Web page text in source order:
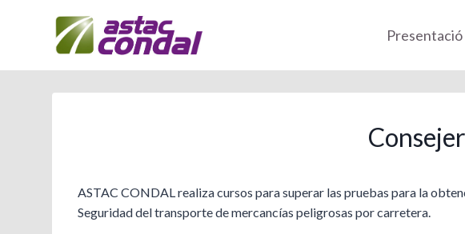
Presentació
ASTAC CONDAL realiza cursos para superar las pruebas para la
Seguridad del transporte de mercancías peligrosas por carretera.